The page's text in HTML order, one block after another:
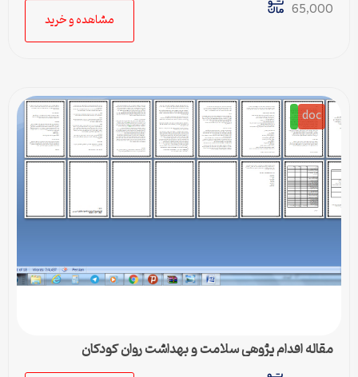
65,000
مشاهده و خرید
doc
مقاله اقدام پژوهی سلامت و بهداشت روان كودكان